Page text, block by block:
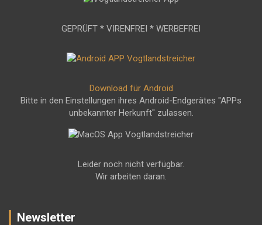
GEPRÜFT * VIRENFREI * WERBEFREI
Download für Android
Bitte in den Einstellungen ihres Android-Endgerätes "APPs
unbekannter Herkunft" zulassen.
Leider noch nicht verfügbar.
Wir arbeiten daran.
Newsletter